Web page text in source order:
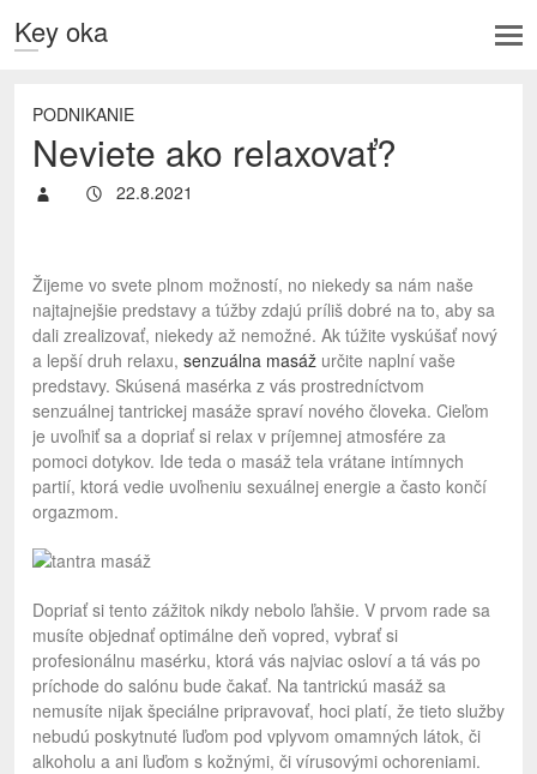
Key oka
PODNIKANIE
Neviete ako relaxovať?
22.8.2021
Žijeme vo svete plnom možností, no niekedy sa nám naše
najtajnejšie predstavy a túžby zdajú príliš dobré na to, aby sa
dali zrealizovať, niekedy až nemožné. Ak túžite vyskúšať nový
a lepší druh relaxu, senzuálna masáž určite naplní vaše
predstavy. Skúsená masérka z vás prostredníctvom
senzuálnej tantrickej masáže spraví nového človeka. Cieľom
je uvoľniť sa a dopriať si relax v príjemnej atmosfére za
pomoci dotykov. Ide teda o masáž tela vrátane intímnych
partií, ktorá vedie uvoľneniu sexuálnej energie a často končí
orgazmom.
Dopriať si tento zážitok nikdy nebolo ľahšie. V prvom rade sa
musíte objednať optimálne deň vopred, vybrať si
profesionálnu masérku, ktorá vás najviac osloví a tá vás po
príchode do salónu bude čakať. Na tantrickú masáž sa
nemusíte nijak špeciálne pripravovať, hoci platí, že tieto služby
nebudú poskytnuté ľuďom pod vplyvom omamných látok, či
alkoholu a ani ľuďom s kožnými, či vírusovými ochoreniami.